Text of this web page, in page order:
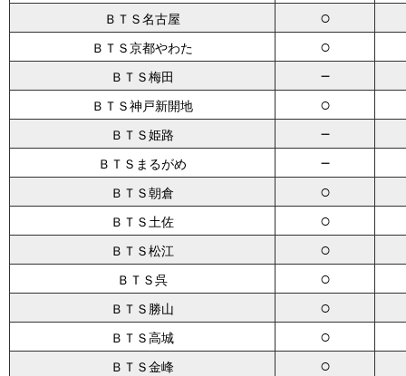
ＢＴＳ名古屋 ○
ＢＴＳ京都やわた ○
ＢＴＳ梅田 －
ＢＴＳ神戸新開地 ○
ＢＴＳ姫路 －
ＢＴＳまるがめ －
ＢＴＳ朝倉 ○
ＢＴＳ土佐 ○
ＢＴＳ松江 ○
ＢＴＳ呉 ○
ＢＴＳ勝山 ○
ＢＴＳ高城 ○
ＢＴＳ金峰 ○